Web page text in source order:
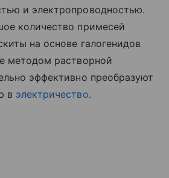
и электропроводностью.
количество примесей
на основе галогенидов
методом растворной
эффективно преобразуют
в электричество.